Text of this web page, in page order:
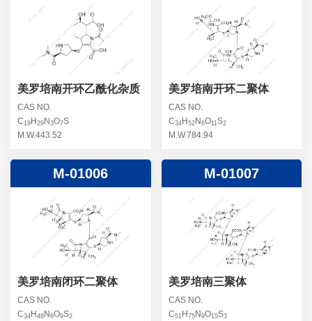
美罗培南开环乙酰化杂质
CAS NO.
C19 H 29 N 3O7S
M.W.443.52
美罗培南开环二聚体
CAS NO.
C34 H 52N 6O11S2
M.W.784.94
M-01006
美罗培南闭环二聚体
CAS NO.
C34 H 48 N 6O9S2
M-01007
美罗培南三聚体
CAS NO.
C51 H 75N 9O15S3